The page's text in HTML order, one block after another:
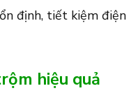
định, tiết kiệm điện
hiệu quả